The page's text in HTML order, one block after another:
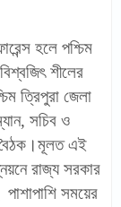
হলে পশ্চিম
শীলের
ত্রিপুরা জেলা
সচিব ও
বৈঠক।মূলত এই
রাজ্য সরকার
সময়ের